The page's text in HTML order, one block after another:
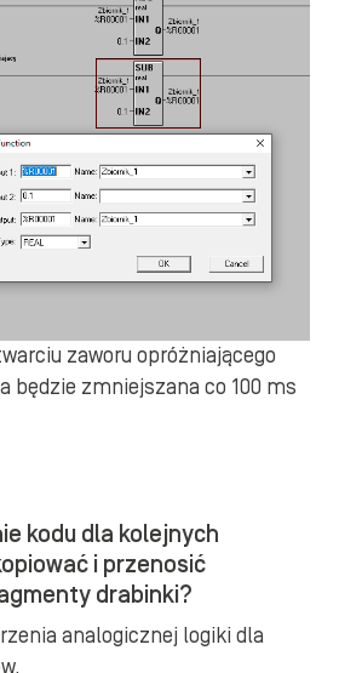
zaworu opróżniającego
będzie zmniejszana co 100 ms
kodu dla kolejnych
i przenosić
drabinki?
analogicznej logiki dla